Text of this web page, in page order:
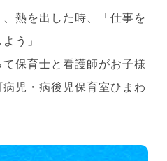
熱を出した時、「仕事を
う」
保育士と看護師がお子様
児・病後児保育室ひまわ